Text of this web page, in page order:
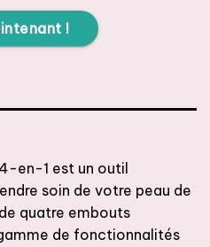
!
en-1 est un outil
soin de votre peau de
quatre embouts
de fonctionnalités